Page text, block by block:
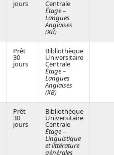
jours Centrale
Étage –
Langues
Anglaises
(XB)
Prêt
30
jours
Bibliothèque
Universitaire
Centrale
Étage –
Langues
Anglaises
(XB)
Prêt
30
jours
Bibliothèque
Universitaire
Centrale
Étage –
Linguistique
et littérature
générales